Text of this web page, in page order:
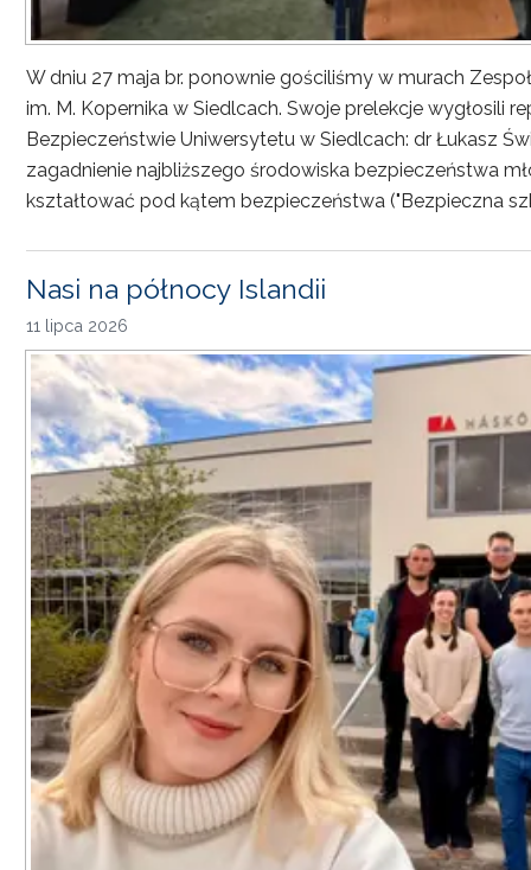
W dniu 27 maja br. ponownie gościliśmy w murach
im. M. Kopernika w Siedlcach. Swoje prelekcje wygłosili
Bezpieczeństwie Uniwersytetu w Siedlcach: dr Łukasz
zagadnienie najbliższego środowiska bezpieczeństwa
kształtować pod kątem bezpieczeństwa ("Bezpieczna
Nasi na północy Islandii
11 lipca 2026